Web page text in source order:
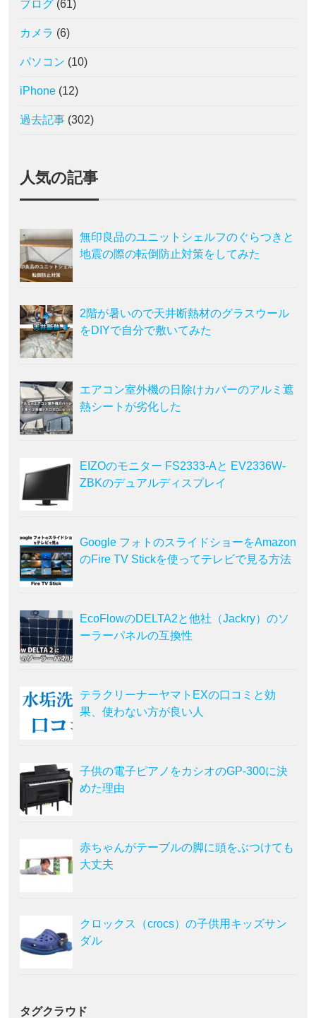
ブログ (61)
カメラ (6)
パソコン (10)
iPhone (12)
過去記事 (302)
人気の記事
無印良品のユニットシェルフのぐらつきと
地震の際の転倒防止対策をしてみた
2階が暑いので天井断熱材のグラスウール
をDIYで自分で敷いてみた
エアコン室外機の日除けカバーのアルミ遮
熱シートが劣化した
EIZOのモニター FS2333-Aと EV2336W-
ZBKのデュアルディスプレイ
Google フォトのスライドショーをAmazon
のFire TV Stickを使ってテレビで見る方法
EcoFlowのDELTA2と他社（Jackry）のソ
ーラーパネルの互換性
テラクリーナーヤマトEXの口コミと効
果、使わない方が良い人
子供の電子ピアノをカシオのGP-300に決
めた理由
赤ちゃんがテーブルの脚に頭をぶつけても
大丈夫
クロックス（crocs）の子供用キッズサン
ダル
タグクラウド